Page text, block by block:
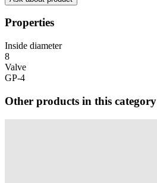
Properties
Inside diameter
8
Valve
GP-4
Other products in this category